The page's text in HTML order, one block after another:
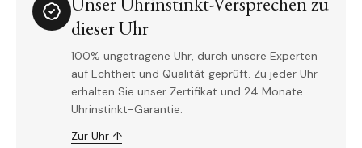
dieser Uhr
100% ungetragene Uhr, durch unsere Experten
auf Echtheit und Qualität geprüft. Zu jeder Uhr
erhalten Sie unser Zertifikat und 24 Monate
Uhrinstinkt-Garantie.
Zur Uhr ↑